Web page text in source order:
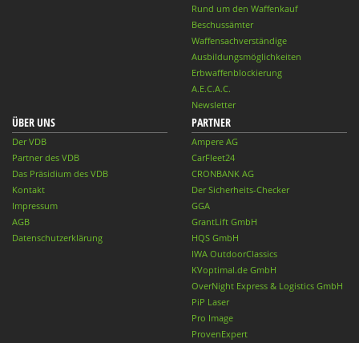
Rund um den Waffenkauf
Beschussämter
Waffensachverständige
Ausbildungsmöglichkeiten
Erbwaffenblockierung
A.E.C.A.C.
Newsletter
ÜBER UNS
Der VDB
Partner des VDB
Das Präsidium des VDB
Kontakt
Impressum
AGB
Datenschutzerklärung
PARTNER
Ampere AG
CarFleet24
CRONBANK AG
Der Sicherheits-Checker
GGA
GrantLift GmbH
HQS GmbH
IWA OutdoorClassics
KVoptimal.de GmbH
OverNight Express & Logistics GmbH
PiP Laser
Pro Image
ProvenExpert